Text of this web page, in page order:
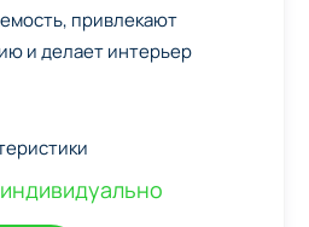
привлекают
и делает интерьер